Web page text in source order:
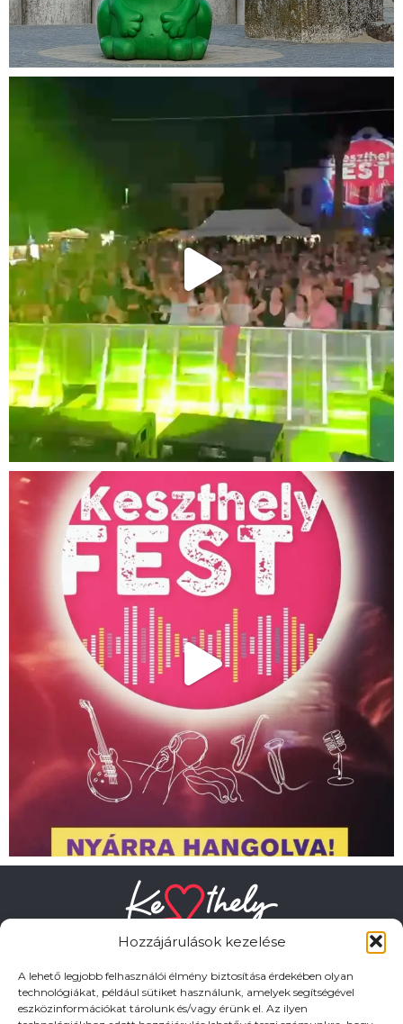
Hozzájárulások kezelése
A lehető legjobb felhasználói élmény biztosítása érdekében olyan
technológiákat, például sütiket használunk, amelyek segítségével
eszközinformációkat tárolunk és/vagy érünk el. Az ilyen
HASZNOS LINKEK